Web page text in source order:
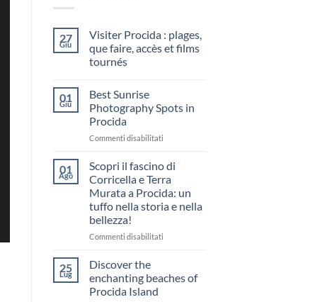
27
Giu
Visiter Procida : plages,
que faire, accès et films
tournés
su
Visiter
Procida
que
et
films
tournés
01
Giu
Best Sunrise
Photography Spots in
Procida
Commenti disabilitatisu
Sunrise
Spots
in
Procida
01
Ago
Scopri il fascino di
Corricella e Terra
Murata a Procida: un
tuffo nella storia e nella
bellezza!
Commenti disabilitatisu
di
25
Lug
Discover the
enchanting beaches of
Procida Island